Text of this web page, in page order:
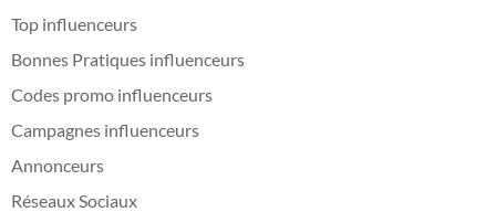
Top influenceurs
Bonnes Pratiques influenceurs
Codes promo influenceurs
Campagnes influenceurs
Annonceurs
Réseaux Sociaux